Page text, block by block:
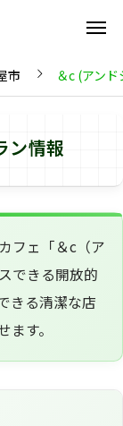
市 ＆c (アン
ン情報
フェ「＆c（ア
できる開放的
きる清潔な店
す。